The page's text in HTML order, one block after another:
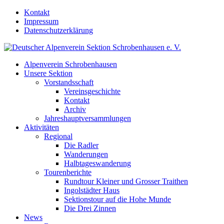
Kontakt
Impressum
Datenschutzerklärung
Alpenverein Schrobenhausen
Unsere Sektion
Vorstandsschaft
Vereinsgeschichte
Kontakt
Archiv
Jahreshauptversammlungen
Aktivitäten
Regional
Die Radler
Wanderungen
Halbtageswanderung
Tourenberichte
Rundtour Kleiner und Grosser Traithen
Ingolstädter Haus
Sektionstour auf die Hohe Munde
Die Drei Zinnen
News